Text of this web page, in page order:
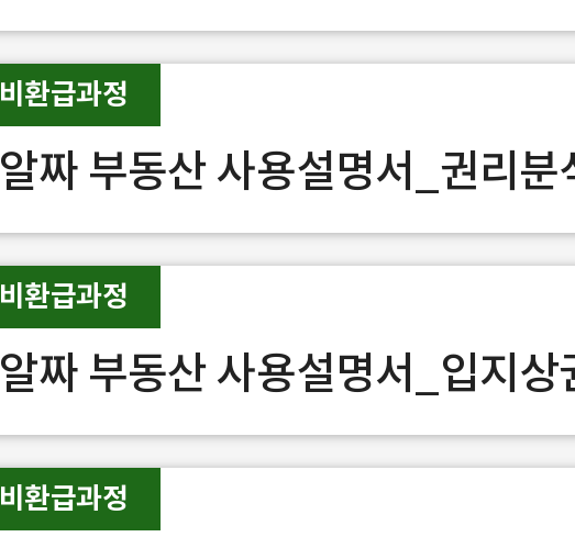
알짜 부동산 사용설명서_권리분
비환급과정
알짜 부동산 사용설명서_입지상
비환급과정
비환급과정